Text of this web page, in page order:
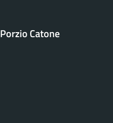
Catone